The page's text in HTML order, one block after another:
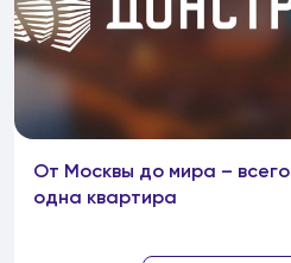
От Москвы до мира – всего
одна квартира